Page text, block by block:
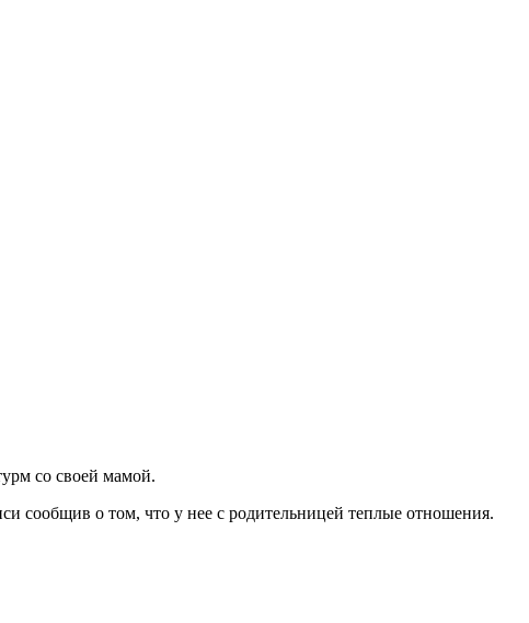
со своей мамой.
сообщив о том, что у нее с родительницей теплые отношения.